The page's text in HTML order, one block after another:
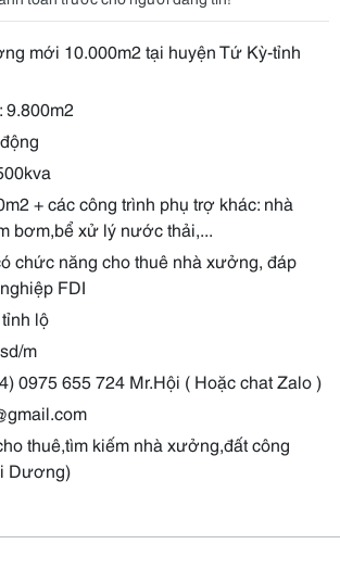
mới 10.000m2 tại huyện Tứ Kỳ-tỉnh
+ các công trình phụ trợ khác: nhà
bơm,bể xử lý nước thải,...
chức năng cho thuê nhà xưởng, đáp
FDI
lộ
m
0975 655 724 Mr.Hội ( Hoặc chat Zalo )
thuê,tìm kiếm nhà xưởng,đất công
Dương)